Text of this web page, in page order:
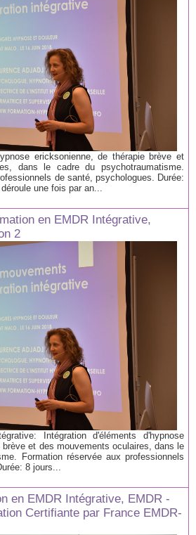
ericksonienne, de thérapie brève et
dans le cadre du psychotraumatisme.
de santé, psychologues. Durée:
une fois par an...
en EMDR Intégrative,
2
Intégration d'éléments d'hypnose
et des mouvements oculaires, dans le
Formation réservée aux professionnels
8 jours...
en EMDR Intégrative, EMDR -
Certifiante par France EMDR-